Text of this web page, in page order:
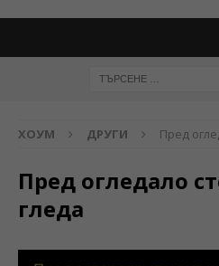
ХОУМ ДРУГИ Пред
Пред огледало
гледа